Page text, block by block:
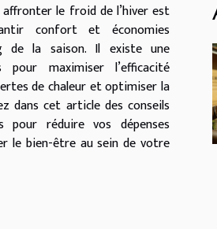
le froid de l’hiver est
confort et économies
de la saison. Il existe une
maximiser l’efficacité
de chaleur et optimiser la
dans cet article des conseils
pour réduire vos dépenses
le bien-être au sein de votre